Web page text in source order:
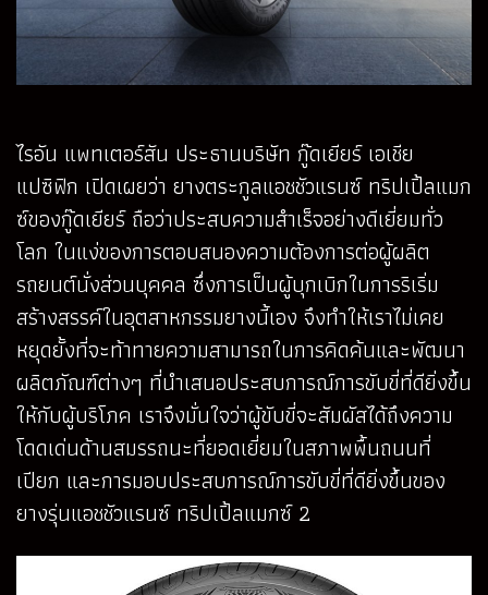
ไรอัน แพทเตอร์สัน ประธานบริษัท กู๊ดเยียร์ เอเชีย
แปซิฟิก เปิดเผยว่า ยางตระกูลแอชชัวแรนซ์ ทริปเปิ้ลแมก
ซ์ของกู๊ดเยียร์ ถือว่าประสบความสำเร็จอย่างดีเยี่ยมทั่ว
โลก ในแง่ของการตอบสนองความต้องการต่อผู้ผลิต
รถยนต์นั่งส่วนบุคคล ซึ่งการเป็นผู้บุกเบิกในการริเริ่ม
สร้างสรรค์ในอุตสาหกรรมยางนี้เอง จึงทำให้เราไม่เคย
หยุดยั้งที่จะท้าทายความสามารถในการคิดค้นและพัฒนา
ผลิตภัณฑ์ต่างๆ ที่นำเสนอประสบการณ์การขับขี่ที่ดียิ่งขึ้น
ให้กับผู้บริโภค เราจึงมั่นใจว่าผู้ขับขี่จะสัมผัสได้ถึงความ
โดดเด่นด้านสมรรถนะที่ยอดเยี่ยมในสภาพพื้นถนนที่
เปียก และการมอบประสบการณ์การขับขี่ที่ดียิ่งขึ้นของ
ยางรุ่นแอชชัวแรนซ์ ทริปเปิ้ลแมกซ์ 2